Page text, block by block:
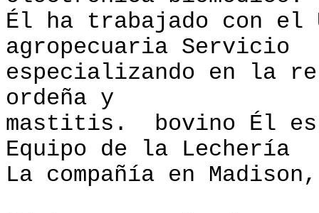
Él ha trabajado con el
agropecuaria Servicio
especializando en la
ordeña y
mastitis. bovino Él es
Equipo de la Lechería
La compañía en